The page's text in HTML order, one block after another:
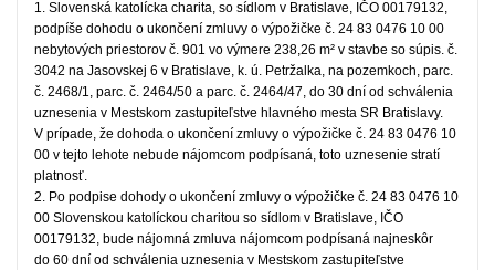
1. Slovenská katolícka charita, so sídlom v Bratislave, IČO 00179132,
podpíše dohodu o ukončení zmluvy o výpožičke č. 24 83 0476 10 00
nebytových priestorov č. 901 vo výmere 238,26 m² v stavbe so súpis. č.
3042 na Jasovskej 6 v Bratislave, k. ú. Petržalka, na pozemkoch, parc.
č. 2468/1, parc. č. 2464/50 a parc. č. 2464/47, do 30 dní od schválenia
uznesenia v Mestskom zastupiteľstve hlavného mesta SR Bratislavy.
V prípade, že dohoda o ukončení zmluvy o výpožičke č. 24 83 0476 10
00 v tejto lehote nebude nájomcom podpísaná, toto uznesenie stratí
platnosť.
2. Po podpise dohody o ukončení zmluvy o výpožičke č. 24 83 0476 10
00 Slovenskou katolíckou charitou so sídlom v Bratislave, IČO
00179132, bude nájomná zmluva nájomcom podpísaná najneskôr
do 60 dní od schválenia uznesenia v Mestskom zastupiteľstve